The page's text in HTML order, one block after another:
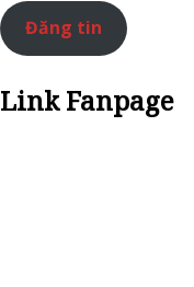
Đăng tin
Link Fanpage